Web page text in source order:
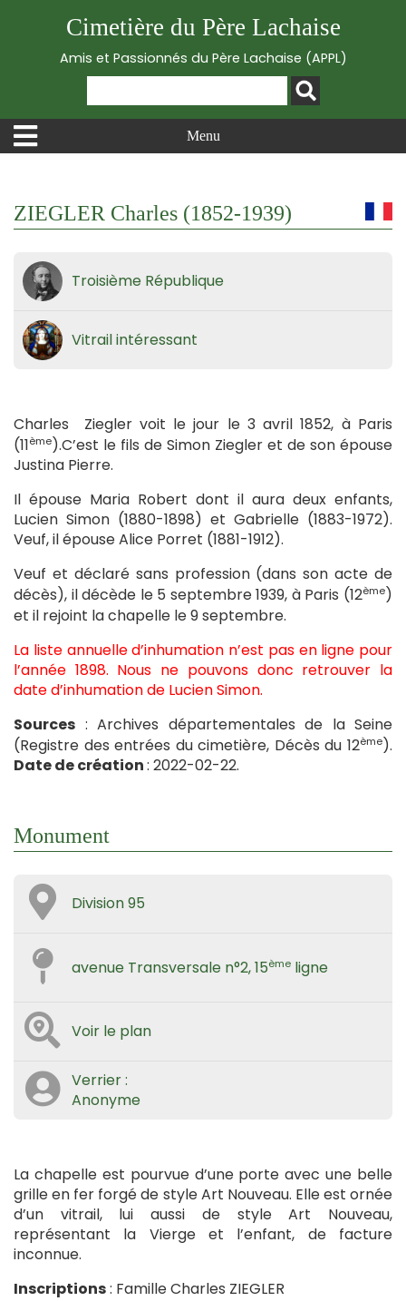
Cimetière du Père Lachaise
Amis et Passionnés du Père Lachaise (APPL)
Menu
ZIEGLER Charles (1852-1939)
Troisième République
Vitrail intéressant
Charles Ziegler voit le jour le 3 avril 1852, à Paris
(11ème).C’est le fils de Simon Ziegler et de son épouse
Justina Pierre.
Il épouse Maria Robert dont il aura deux enfants,
Lucien Simon (1880-1898) et Gabrielle (1883-1972).
Veuf, il épouse Alice Porret (1881-1912).
Veuf et déclaré sans profession (dans son acte de
décès), il décède le 5 septembre 1939, à Paris (12ème)
et il rejoint la chapelle le 9 septembre.
La liste annuelle d’inhumation n’est pas en ligne pour
l’année 1898. Nous ne pouvons donc retrouver la
date d’inhumation de Lucien Simon.
Sources : Archives départementales de la Seine
(Registre des entrées du cimetière, Décès du 12ème).
Date de création: 2022-02-22.
Monument
Division 95
avenue Transversale n°2, 15ème ligne
Voir le plan
Verrier :
Anonyme
La chapelle est pourvue d’une porte avec une belle
grille en fer forgé de style Art Nouveau. Elle est ornée
d’un vitrail, lui aussi de style Art Nouveau,
représentant la Vierge et l’enfant, de facture
inconnue.
Inscriptions: Famille Charles ZIEGLER